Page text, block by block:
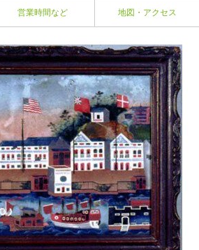
営業時間など 地図・アクセス